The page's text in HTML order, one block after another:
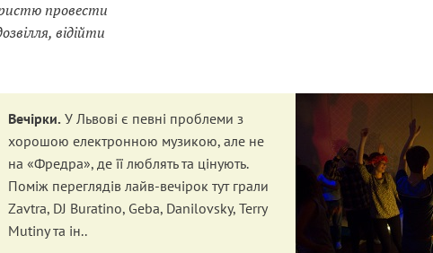
провести
відійти
Вечірки. У Львові є певні проблеми з
хорошою електронною музикою, але не
на «Фредра», де її люблять та цінують.
Поміж переглядів лайв-вечірок тут грали
Zavtra, DJ Buratino, Geba, Danilovsky, Terry
Mutiny та ін..